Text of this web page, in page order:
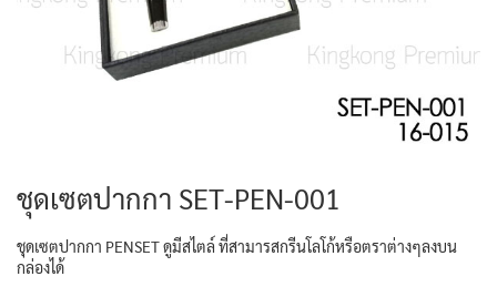
ชุดเซตปากกา SET-PEN-001
ชุดเซตปากกา PENSET ดูมีสไตล์ ที่สามารสกรีนโลโก้หรือตราต่างๆลงบน
กล่องได้